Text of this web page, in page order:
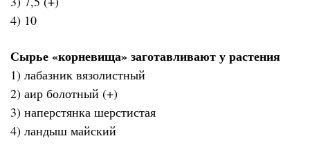
4) 10
Сырье «корневища» заготавливают у растения
1) лабазник вязолистный
2) аир болотный (+)
3) наперстянка шерстистая
4) ландыш майский